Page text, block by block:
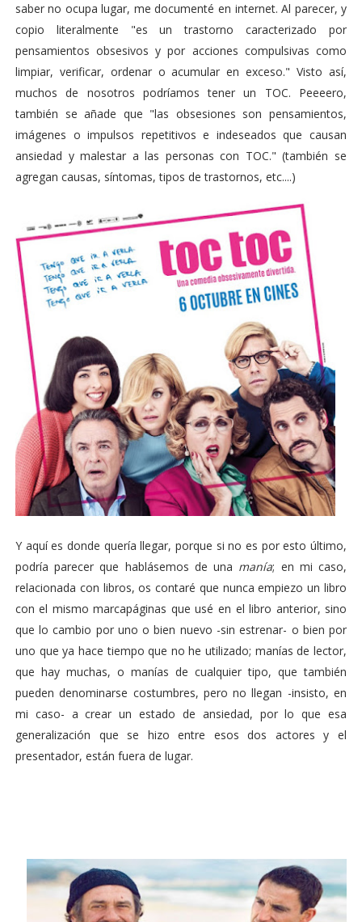
saber no ocupa lugar, me documenté en internet. Al parecer, y
copio literalmente "es un trastorno caracterizado por
pensamientos obsesivos y por acciones compulsivas como
limpiar, verificar, ordenar o acumular en exceso." Visto así,
muchos de nosotros podríamos tener un TOC. Peeeero,
también se añade que "las obsesiones son pensamientos,
imágenes o impulsos repetitivos e indeseados que causan
ansiedad y malestar a las personas con TOC." (también se
agregan causas, síntomas, tipos de trastornos, etc....)
Y aquí es donde quería llegar, porque si no es por esto último,
podría parecer que hablásemos de una manía; en mi caso,
relacionada con libros, os contaré que nunca empiezo un libro
con el mismo marcapáginas que usé en el libro anterior, sino
que lo cambio por uno o bien nuevo -sin estrenar- o bien por
uno que ya hace tiempo que no he utilizado; manías de lector,
que hay muchas, o manías de cualquier tipo, que también
pueden denominarse costumbres, pero no llegan -insisto, en
mi caso- a crear un estado de ansiedad, por lo que esa
generalización que se hizo entre esos dos actores y el
presentador, están fuera de lugar.